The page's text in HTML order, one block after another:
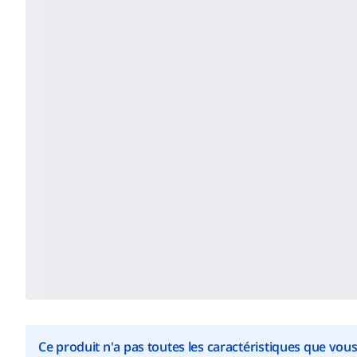
Ce produit n'a pas toutes les caractéristiques que